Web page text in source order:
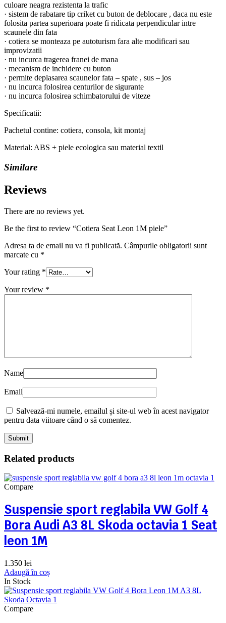
culoare neagra rezistenta la trafic
· sistem de rabatare tip criket cu buton de deblocare , daca nu este
folosita partea superioara poate fi ridicata perpendicular intre
scaunele din fata
· cotiera se monteaza pe autoturism fara alte modificari sau
improvizatii
· nu incurca tragerea franei de mana
· mecanism de inchidere cu buton
· permite deplasarea scaunelor fata – spate , sus – jos
· nu incurca folosirea centurilor de sigurante
· nu incurca folosirea schimbatorului de viteze
Specificatii:
Pachetul contine: cotiera, consola, kit montaj
Material: ABS + piele ecologica sau material textil
Similare
Reviews
There are no reviews yet.
Be the first to review “Cotiera Seat Leon 1M piele”
Adresa ta de email nu va fi publicată. Câmpurile obligatorii sunt
marcate cu *
Your rating *
Your review *
Name
Email
Salvează-mi numele, emailul și site-ul web în acest navigator
pentru data viitoare când o să comentez.
Related products
Compare
Suspensie sport reglabila VW Golf 4
Bora Audi A3 8L Skoda octavia 1 Seat
leon 1M
1.350 lei
Adaugă în coș
In Stock
Compare